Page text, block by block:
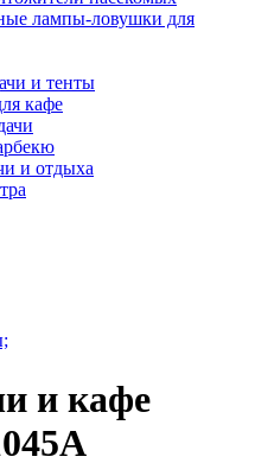
лампы-ловушки для
и тенты
кафе
и отдыха
и кафе